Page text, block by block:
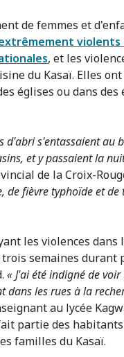
de femmes et
violents
, et les
du Kasaï. Elles
églises ou dans des
d'abri s'entassaient au
et y passaient la
de la Croix-
de fièvre typhoïde et de
les violences dans
semaines durant
« J'ai été indigné de
dans les rues à la
au lycée
partie des
familles du Kasaï.